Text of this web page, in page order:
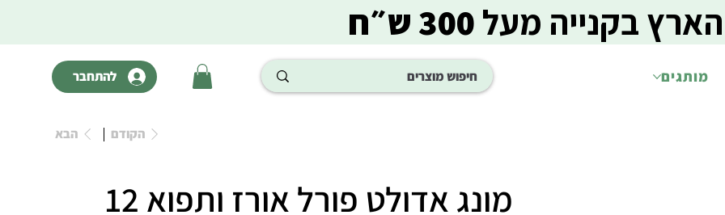
מותגים להתחבר
בקנייה מעל300 ש״ח
הקודם הבא
מונג אדולט פורל אורז ותפוא 12